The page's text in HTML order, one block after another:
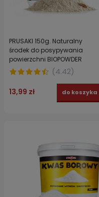
PRUSAKI 150g. Naturalny
środek do posypywania
powierzchni BIOPOWDER
(4.42)
13,99 zł do koszyka